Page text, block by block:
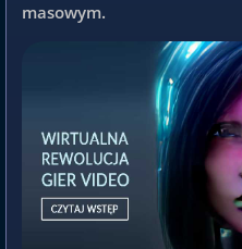
masowym.